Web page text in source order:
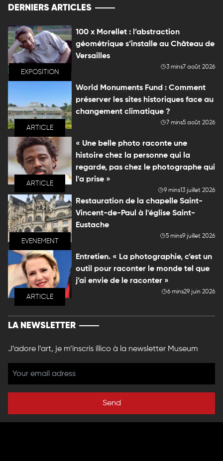
DERNIERS ARTICLES
EXPOSITION
100 x Morellet : l’abstraction
géométrique s’installe au Château de
Versailles
3 mins7 août 2026
ARTICLE
World Monuments Fund : Comment
préserver les sites historiques face au
changement climatique ?
7 mins5 août 2026
ARTICLE
« Une belle photo raconte une
histoire chez la personne qui la
regarde, pas chez le photographe qui
l'a prise »
9 mins13 juillet 2026
EVENEMENT
Restauration de la chapelle Saint-
Vincent-de-Paul à l'église Saint-
Eustache
5 mins9 juillet 2026
ARTICLE
Entretien. « La photographie, c’est un
outil pour raconter le monde tel que
j’ai envie de le raconter »
6 mins29 juin 2026
LA NEWSLETTER
J’adore l’art, je m’inscris illico à la newsletter Museum
Send